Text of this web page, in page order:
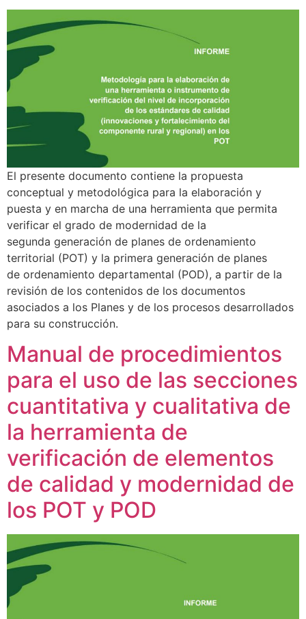
El presente documento contiene la propuesta
conceptual y metodológica para la elaboración y
puesta y en marcha de una herramienta que permita
verificar el grado de modernidad de la
segunda generación de planes de ordenamiento
territorial (POT) y la primera generación de planes
de ordenamiento departamental (POD), a partir de la
revisión de los contenidos de los documentos
asociados a los Planes y de los procesos desarrollados
para su construcción.
Manual de procedimientos
para el uso de las secciones
cuantitativa y cualitativa de
la herramienta de
verificación de elementos
de calidad y modernidad de
los POT y POD